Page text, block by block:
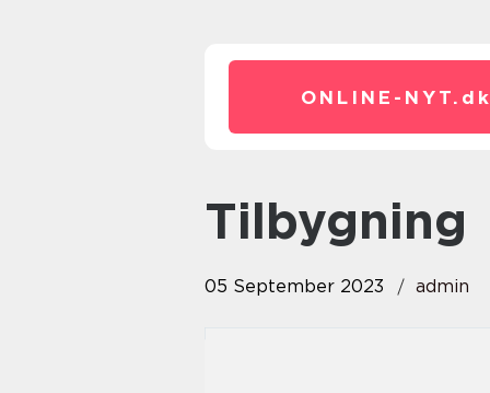
ONLINE-NYT.
tilbygning
05 September 2023 admin